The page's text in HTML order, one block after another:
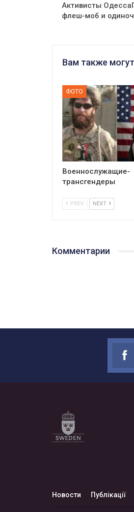
Активисты
флеш-моб и
Вам также
ФОТО
Военнослужащие-
трансгендеры
PREV NEXT
Комментарии
Новости Публікації